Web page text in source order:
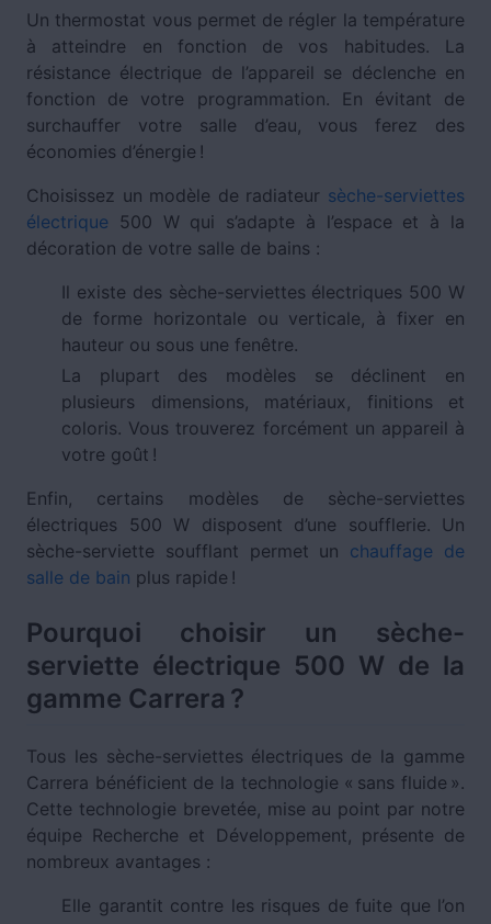
Un thermostat vous permet de régler la température
à atteindre en fonction de vos habitudes. La
résistance électrique de l’appareil se déclenche en
fonction de votre programmation. En évitant de
surchauffer votre salle d’eau, vous ferez des
économies d’énergie !
Choisissez un modèle de radiateur sèche-serviettes
électrique 500 W qui s’adapte à l’espace et à la
décoration de votre salle de bains :
Il existe des sèche-serviettes électriques 500 W
de forme horizontale ou verticale, à fixer en
hauteur ou sous une fenêtre.
La plupart des modèles se déclinent en
plusieurs dimensions, matériaux, finitions et
coloris. Vous trouverez forcément un appareil à
votre goût !
Enfin, certains modèles de sèche-serviettes
électriques 500 W disposent d’une soufflerie. Un
sèche-serviette soufflant permet un chauffage de
salle de bain plus rapide !
Pourquoi choisir un sèche-
serviette électrique 500 W de la
gamme Carrera ?
Tous les sèche-serviettes électriques de la gamme
Carrera bénéficient de la technologie « sans fluide ».
Cette technologie brevetée, mise au point par notre
équipe Recherche et Développement, présente de
nombreux avantages :
Elle garantit contre les risques de fuite que l’on